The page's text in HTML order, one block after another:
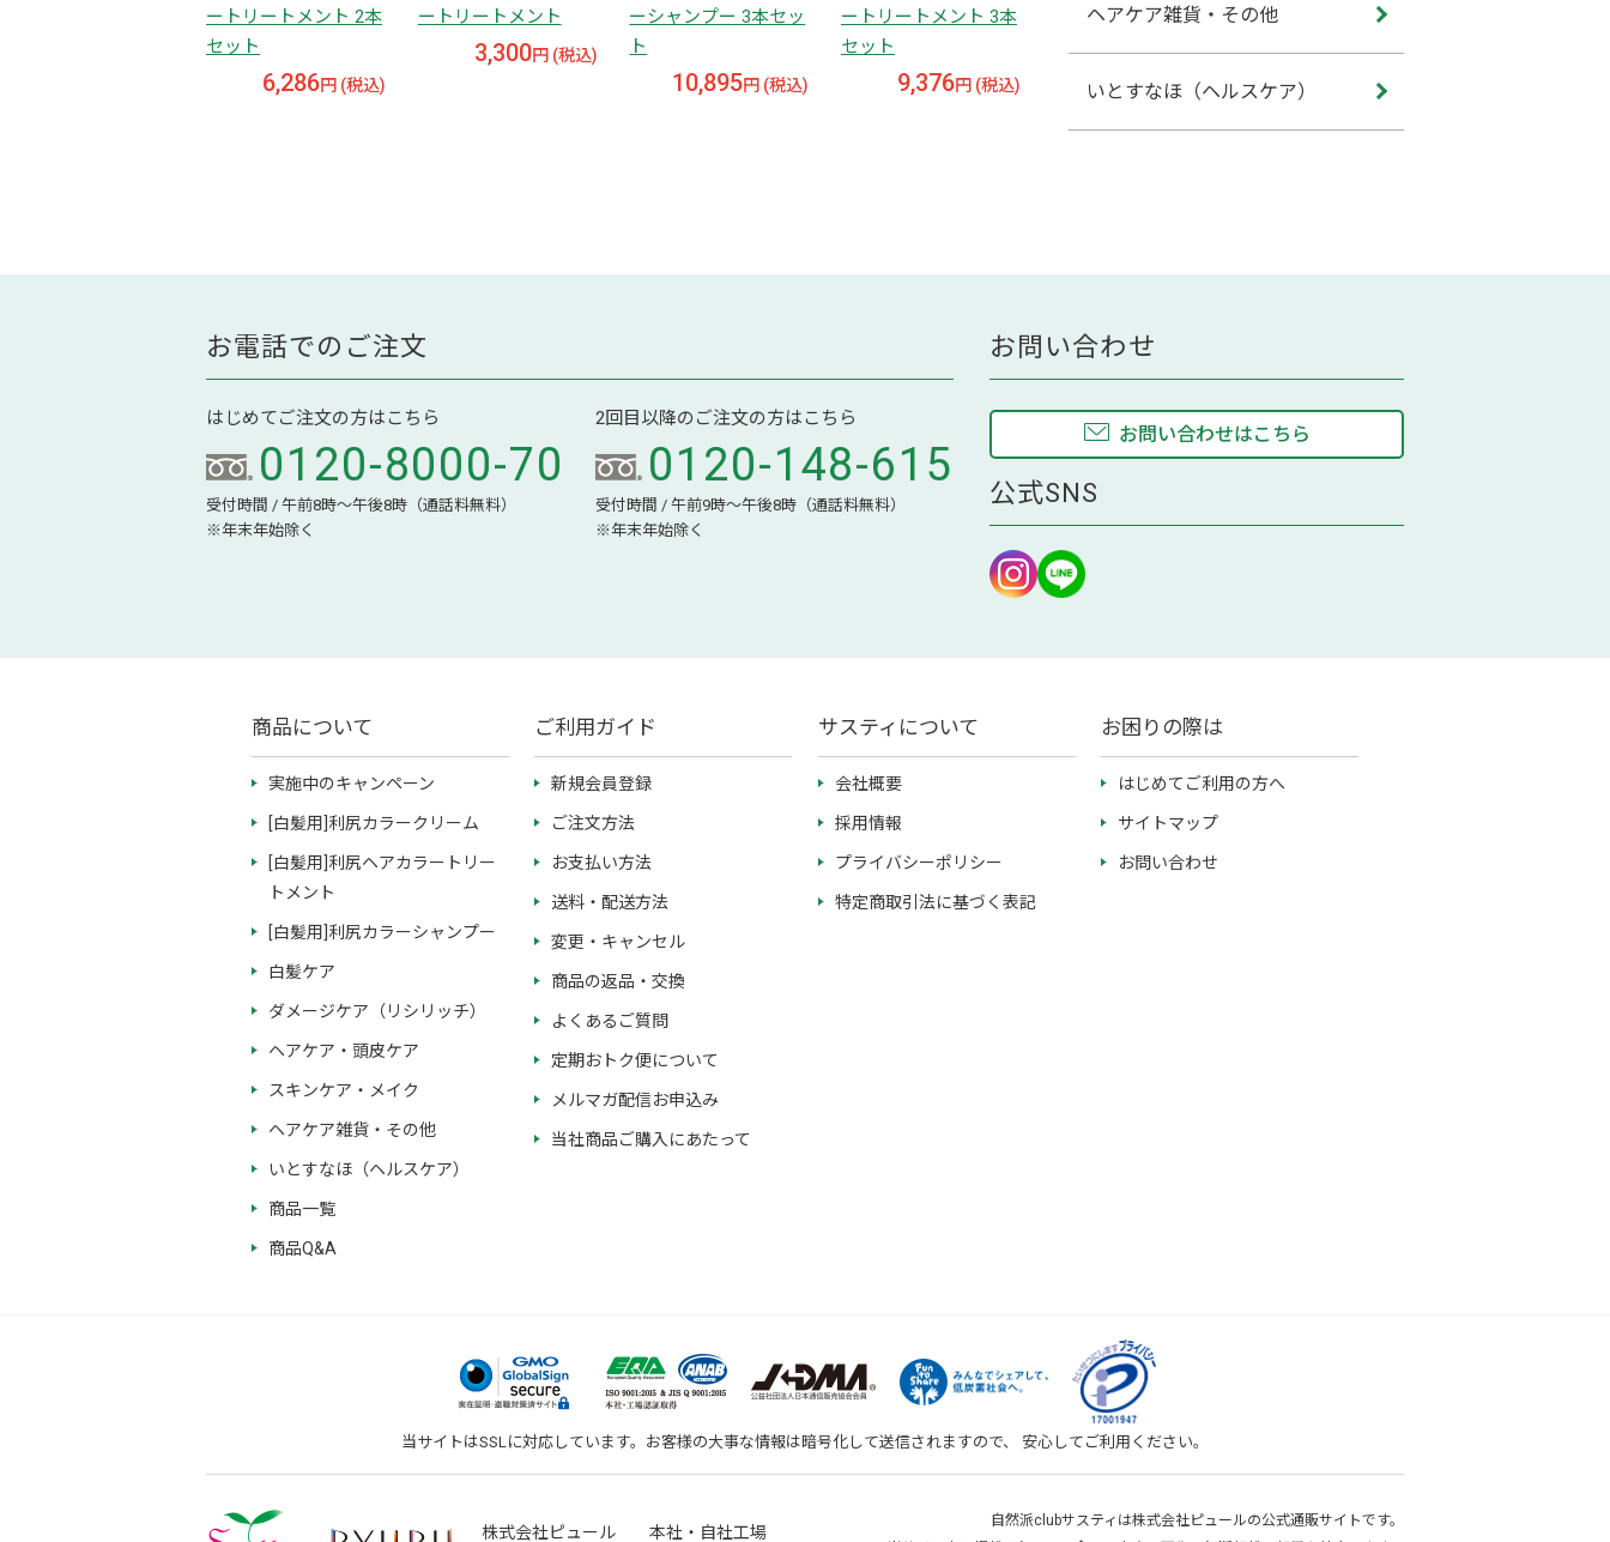
ートリートメント 2本
セット
6,286円 (税込)
ートリートメント
3,300円 (税込)
ーシャンプー 3本セッ
ト
10,895円 (税込)
ートリートメント 3本
セット
9,376円 (税込)
ヘアケア雑貨・その他
いとすなほ（ヘルスケア）
お電話でのご注文
はじめてご注文の方はこちら
0120-8000-70
受付時間 / 午前8時～午後8時（通話料無料）
※年末年始除く
2回目以降のご注文の方はこちら
0120-148-615
受付時間 / 午前9時～午後8時（通話料無料）
※年末年始除く
お問い合わせ
お問い合わせはこちら
公式SNS
商品について
実施中のキャンペーン
[白髪用]利尻カラークリーム
[白髪用]利尻ヘアカラートリー
トメント
[白髪用]利尻カラーシャンプー
白髪ケア
ダメージケア（リシリッチ）
ヘアケア・頭皮ケア
スキンケア・メイク
ヘアケア雑貨・その他
いとすなほ（ヘルスケア）
商品一覧
商品Q&A
ご利用ガイド
新規会員登録
ご注文方法
お支払い方法
送料・配送方法
変更・キャンセル
商品の返品・交換
よくあるご質問
定期おトク便について
メルマガ配信お申込み
当社商品ご購入にあたって
サスティについて
会社概要
採用情報
プライバシーポリシー
特定商取引法に基づく表記
お困りの際は
はじめてご利用の方へ
サイトマップ
お問い合わせ
当サイトはSSLに対応しています。お客様の大事な情報は暗号化して送信されますので、 安心してご利用ください。
株式会社ピュール 本社・自社工場
自然派clubサスティは株式会社ピュールの公式通販サイトです。